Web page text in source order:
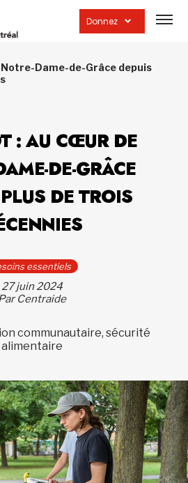
Donnez
la
Dame-de-Grâce depuis
: AU CŒUR DE
DE-GRÂCE
DE TROIS
essentiels
27 juin 2024
Centraide
communautaire, sécurité
alimentaire